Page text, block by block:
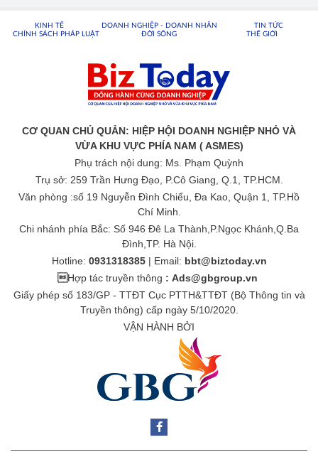
KINH TẾ DOANH NGHIỆP - DOANH NHÂN
TIN TỨC
CHÍNH SÁCH PHÁP LUẬT
ĐỜI SỐNG THẾ GIỚI
CƠ QUAN CHỦ QUẢN: HIỆP HỘI DOANH NGHIỆP NHỎ VÀ
VỪA KHU VỰC PHÍA NAM ( ASMES)
Phụ trách nội dung: Ms. Phạm Quỳnh
Trụ sở: 259 Trần Hưng Đạo, P.Cô Giang, Q.1, TP.HCM.
Văn phòng :số 19 Nguyễn Đình Chiểu, Đa Kao, Quận 1, TP.Hồ
Chí Minh.
Chi nhánh phía Bắc: Số 946 Đê La Thành,P.Ngọc Khánh,Q.Ba
Đình,TP. Hà Nội.
Hotline: 0931318385| Email: bbt@biztoday.vn
Hợp tác truyền thông : Ads@gbgroup.vn
Giấy phép số 183/GP - TTĐT Cục PTTH&TTĐT (Bộ Thông tin và
Truyền thông) cấp ngày 5/10/2020.
VẬN HÀNH BỞI